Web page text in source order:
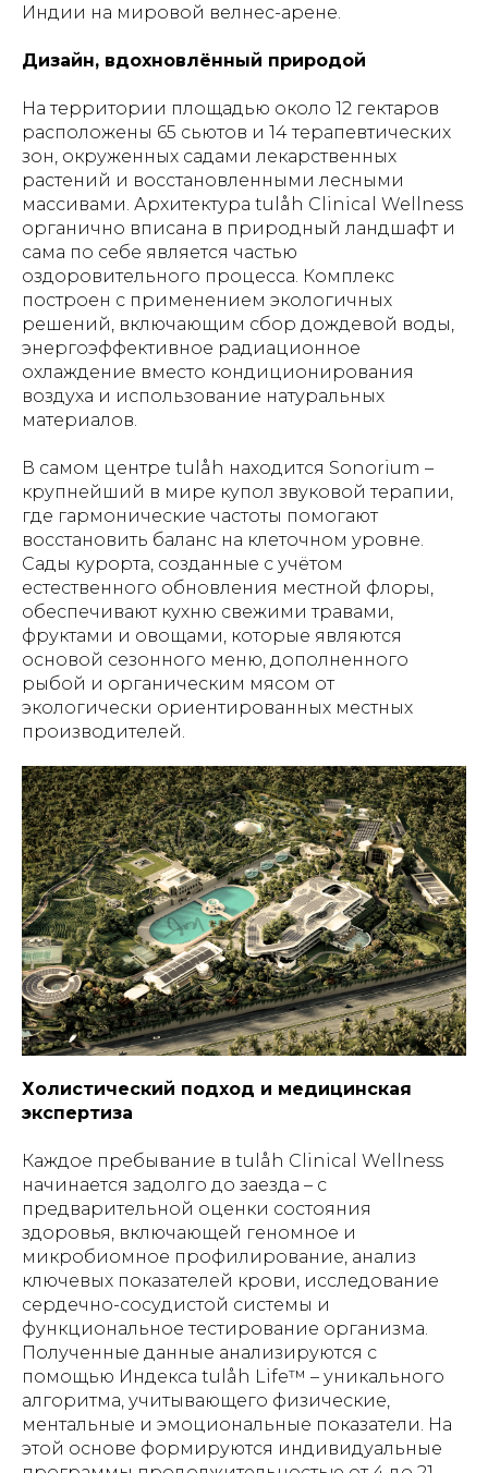
Индии на мировой велнес-арене.
Дизайн, вдохновлённый природой
На территории площадью около 12 гектаров
расположены 65 сьютов и 14 терапевтических
зон, окруженных садами лекарственных
растений и восстановленными лесными
массивами. Архитектура tulåh Clinical Wellness
органично вписана в природный ландшафт и
сама по себе является частью
оздоровительного процесса. Комплекс
построен с применением экологичных
решений, включающим сбор дождевой воды,
энергоэффективное радиационное
охлаждение вместо кондиционирования
воздуха и использование натуральных
материалов.
В самом центре tulåh находится Sonorium –
крупнейший в мире купол звуковой терапии,
где гармонические частоты помогают
восстановить баланс на клеточном уровне.
Сады курорта, созданные с учётом
естественного обновления местной флоры,
обеспечивают кухню свежими травами,
фруктами и овощами, которые являются
основой сезонного меню, дополненного
рыбой и органическим мясом от
экологически ориентированных местных
производителей.
Холистический подход и медицинская
экспертиза
Каждое пребывание в tulåh Clinical Wellness
начинается задолго до заезда – с
предварительной оценки состояния
здоровья, включающей геномное и
микробиомное профилирование, анализ
ключевых показателей крови, исследование
сердечно-сосудистой системы и
функциональное тестирование организма.
Полученные данные анализируются с
помощью Индекса tulåh Life™ – уникального
алгоритма, учитывающего физические,
ментальные и эмоциональные показатели. На
этой основе формируются индивидуальные